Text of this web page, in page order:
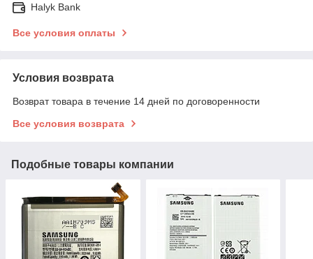
Halyk Bank
Все условия оплаты
Условия возврата
Возврат товара в течение 14 дней по договоренности
Все условия возврата
Подобные товары компании